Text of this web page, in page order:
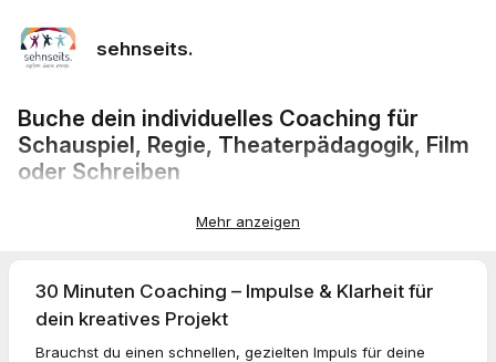
sehnseits.
Buche dein individuelles Coaching für
Schauspiel, Regie, Theaterpädagogik, Film
oder Schreiben
dein künstlerisches Schaffen weiterentwickeln? Ob Schauspiel,
professionelles Feedback und konkrete Strategien für deine
Weiterentwicklung.
Wähle die für dich passende Coaching-Dauer:
🎭30 Minuten – Impulse & Klarheit
Mehr anzeigen
30 Minuten Coaching – Impulse & Klarheit für
dein kreatives Projekt
Brauchst du einen schnellen, gezielten Impuls für deine